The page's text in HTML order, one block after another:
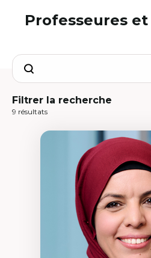
Professeures
Search
Filtrer la recherche
9 résultats